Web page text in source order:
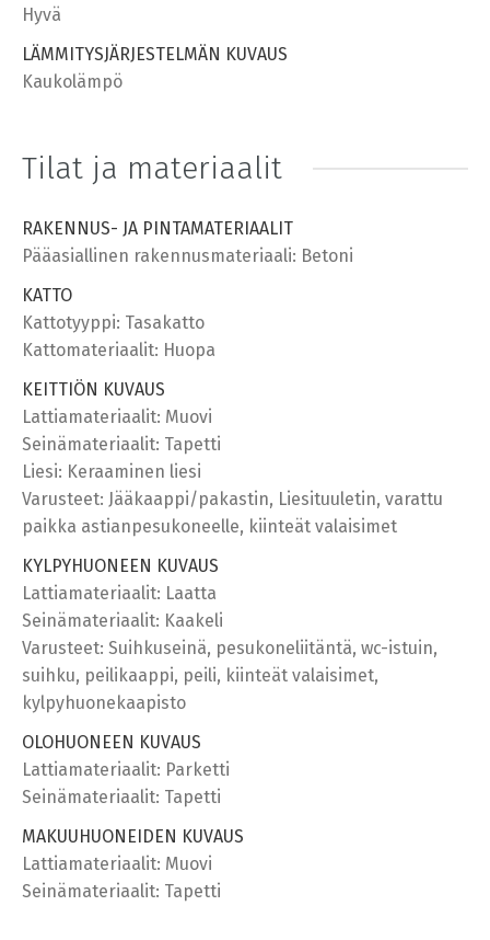
Hyvä
LÄMMITYSJÄRJESTELMÄN KUVAUS
Kaukolämpö
Tilat ja materiaalit
RAKENNUS- JA PINTAMATERIAALIT
Pääasiallinen rakennusmateriaali: Betoni
KATTO
Kattotyyppi: Tasakatto
Kattomateriaalit: Huopa
KEITTIÖN KUVAUS
Lattiamateriaalit: Muovi
Seinämateriaalit: Tapetti
Liesi: Keraaminen liesi
Varusteet: Jääkaappi/pakastin, Liesituuletin, varattu
paikka astianpesukoneelle, kiinteät valaisimet
KYLPYHUONEEN KUVAUS
Lattiamateriaalit: Laatta
Seinämateriaalit: Kaakeli
Varusteet: Suihkuseinä, pesukoneliitäntä, wc-istuin,
suihku, peilikaappi, peili, kiinteät valaisimet,
kylpyhuonekaapisto
OLOHUONEEN KUVAUS
Lattiamateriaalit: Parketti
Seinämateriaalit: Tapetti
MAKUUHUONEIDEN KUVAUS
Lattiamateriaalit: Muovi
Seinämateriaalit: Tapetti